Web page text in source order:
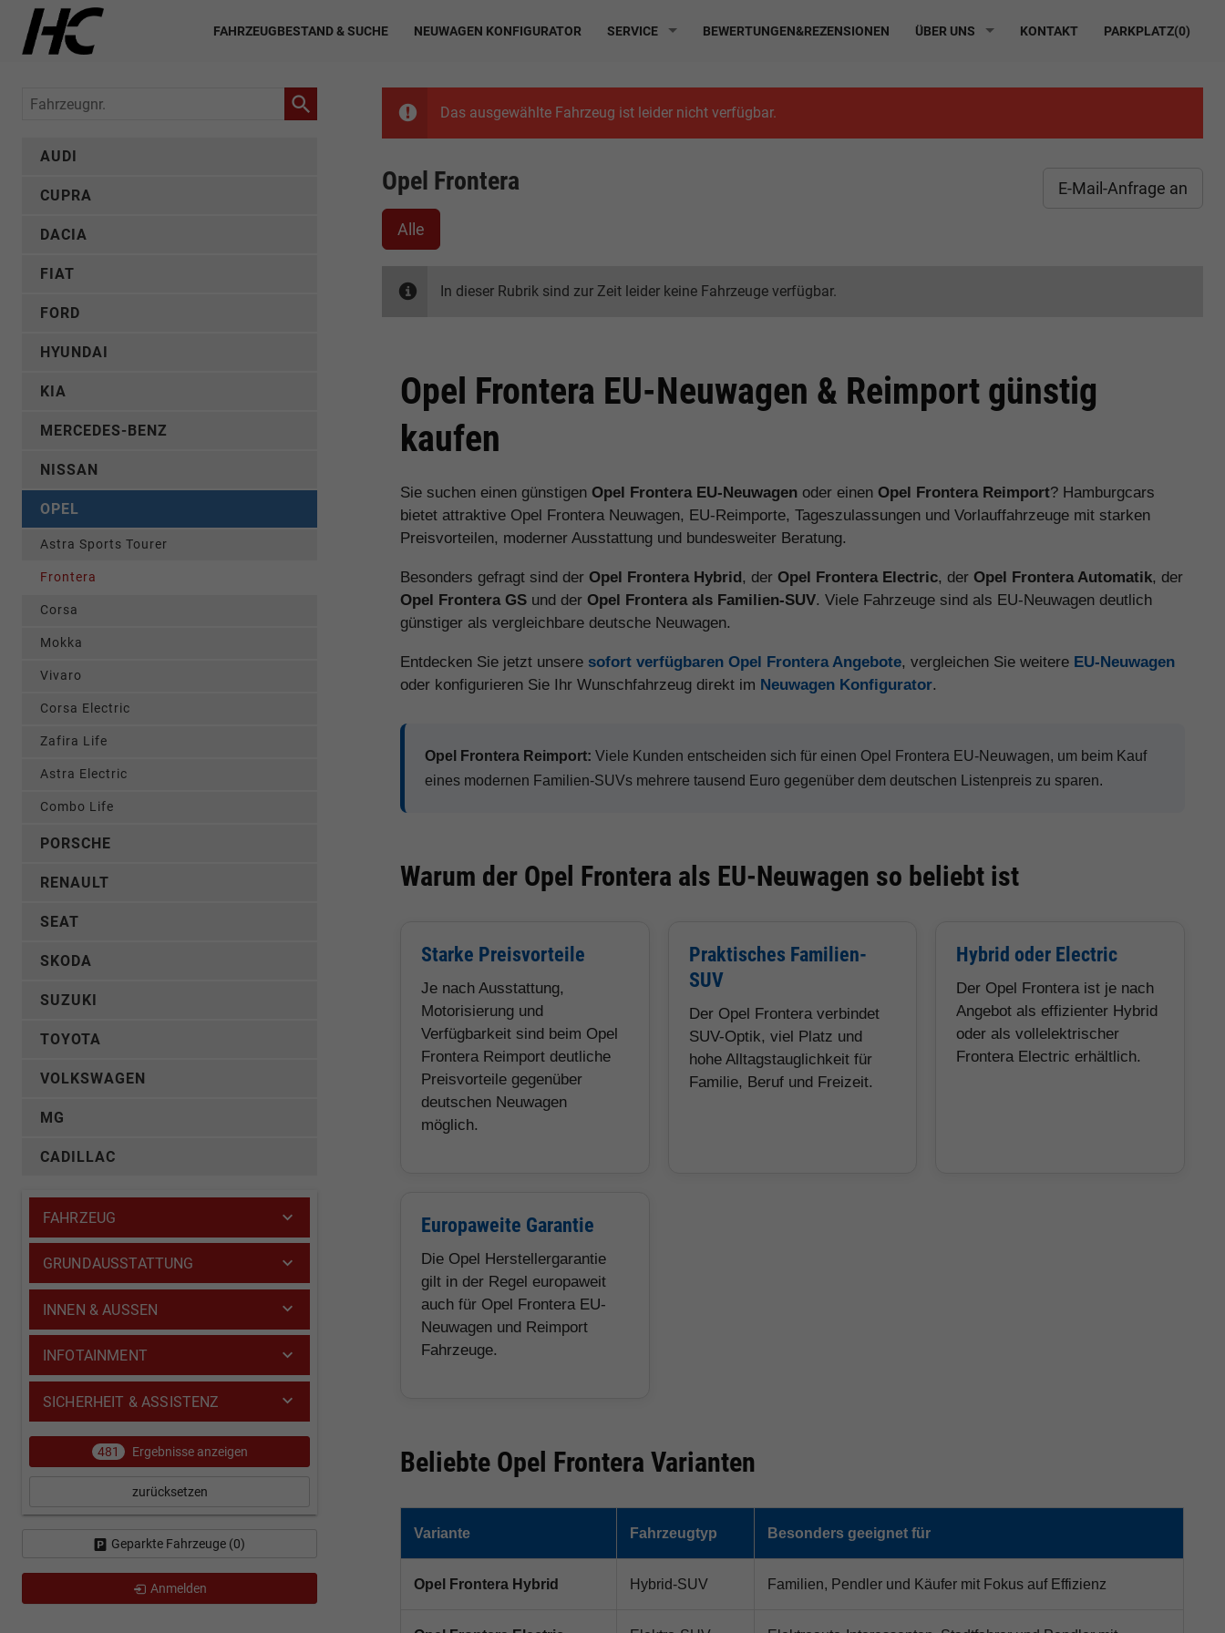
FAHRZEUGBESTAND & SUCHE NEUWAGEN KONFIGURATOR SERVICE BEWERTUNGEN&REZENSIONEN ÜBER UNS KONTAKT PARKPLATZ(0)
Das ausgewählte Fahrzeug ist leider nicht verfügbar.
E-Mail-Anfrage an
Opel Frontera
Alle
In dieser Rubrik sind zur Zeit leider keine Fahrzeuge verfügbar.
Opel Frontera EU-Neuwagen & Reimport günstig
kaufen
Sie suchen einen günstigenOpel Frontera EU-Neuwagen oder einenOpel Frontera Reimport? Hamburgcars
bietet attraktive Opel Frontera Neuwagen, EU-Reimporte, Tageszulassungen und Vorlauffahrzeuge mit starken
Preisvorteilen, moderner Ausstattung und bundesweiter Beratung.
Besonders gefragt sind derOpel Frontera Hybrid, derOpel Frontera Electric, derOpel Frontera Automatik, der
Opel Frontera GS und derOpel Frontera als Familien-SUV. Viele Fahrzeuge sind als EU-Neuwagen deutlich
günstiger als vergleichbare deutsche Neuwagen.
Entdecken Sie jetzt unsere sofort verfügbaren Opel Frontera Angebote, vergleichen Sie weitere EU-Neuwagen
oder konfigurieren Sie Ihr Wunschfahrzeug direkt im Neuwagen Konfigurator.
Opel Frontera Reimport: Viele Kunden entscheiden sich für einen Opel Frontera EU-Neuwagen, um beim Kauf
eines modernen Familien-SUVs mehrere tausend Euro gegenüber dem deutschen Listenpreis zu sparen.
Warum der Opel Frontera als EU-Neuwagen so beliebt ist
Starke Preisvorteile
Je nach Ausstattung,
Motorisierung und
Verfügbarkeit sind beim Opel
Frontera Reimport deutliche
Preisvorteile gegenüber
deutschen Neuwagen
möglich.
Praktisches Familien-
SUV
Der Opel Frontera verbindet
SUV-Optik, viel Platz und
hohe Alltagstauglichkeit für
Familie, Beruf und Freizeit.
Hybrid oder Electric
Der Opel Frontera ist je nach
Angebot als effizienter Hybrid
oder als vollelektrischer
Frontera Electric erhältlich.
Europaweite Garantie
Die Opel Herstellergarantie
gilt in der Regel europaweit
auch für Opel Frontera EU-
Neuwagen und Reimport
Fahrzeuge.
Beliebte Opel Frontera Varianten
Variante Fahrzeugtyp Besonders geeignet für
Opel Frontera Hybrid Hybrid-SUV Familien, Pendler und Käufer mit Fokus auf Effizienz
Fahrzeugnr.
AUDI
CUPRA
DACIA
FIAT
FORD
HYUNDAI
KIA
MERCEDES-BENZ
NISSAN
OPEL
Astra Sports Tourer
Frontera
Corsa
Mokka
Vivaro
Corsa Electric
Zafira Life
Astra Electric
Combo Life
PORSCHE
RENAULT
SEAT
SKODA
SUZUKI
TOYOTA
VOLKSWAGEN
MG
CADILLAC
FAHRZEUG
GRUNDAUSSTATTUNG
INNEN & AUSSEN
INFOTAINMENT
SICHERHEIT & ASSISTENZ
481 Ergebnisse anzeigen
zurücksetzen
Geparkte Fahrzeuge (0)
Anmelden